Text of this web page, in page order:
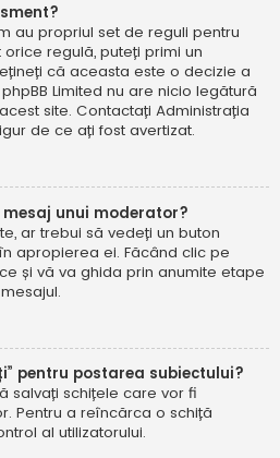
au propriul set de reguli pentru
regulă, puteți primi un
că aceasta este o decizie a
Limited nu are nicio legătură
site. Contactați Administrația
de ce ați fost avertizat.
unui moderator?
ar trebui să vedeți un buton
apropierea ei. Făcând clic pe
și vă va ghida prin anumite etape
pentru postarea subiectului?
salvați schițele care vor fi
Pentru a reîncărca o schiță
al utilizatorului.